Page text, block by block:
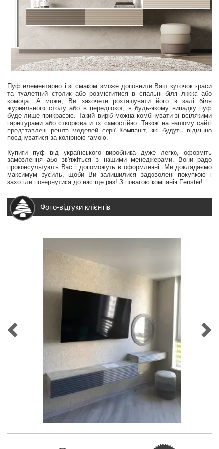
Пуф елементарно і зі смаком зможе доповнити Ваш куточок краси
та туалетний столик або розміститися в спальні біля ліжка або
комода. А може, Ви захочете розташувати його в залі біля
журнального столу або в передпокої, в будь-якому випадку пуф
буде лише прикрасою. Такий виріб можна комбінувати зі всілякими
гарнітурами або створювати їх самостійно. Також на нашому сайті
представлені решта моделей серії Компаніт, які будуть відмінно
поєднуватися за колірною гамою.
Купити пуф від українського виробника дуже легко, оформіть
замовлення або зв'яжіться з нашими менеджерами. Вони радо
проконсультують Вас і допоможуть в оформленні. Ми докладаємо
максимум зусиль, щоби Ви залишилися задоволені покупкою і
захотіли повернутися до нас ще раз! З повагою компанія Fenster!
Фото-відгуки клієнтів